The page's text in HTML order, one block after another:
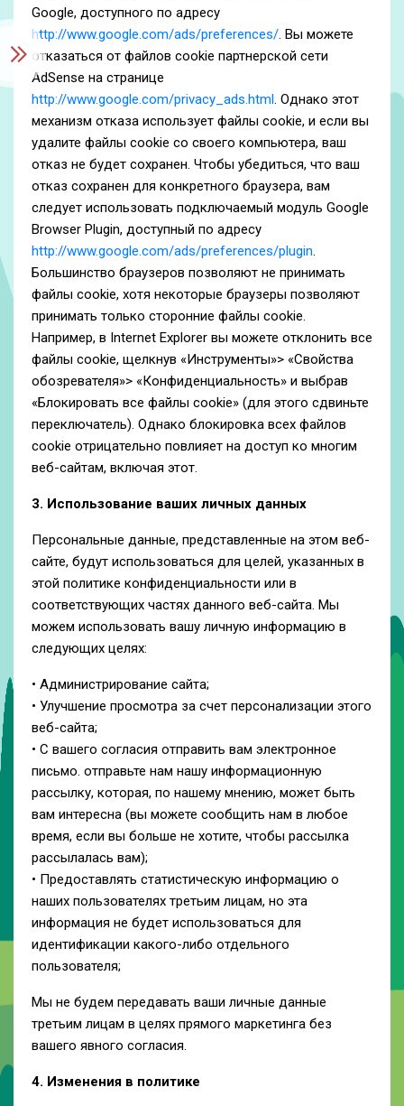
Google, доступного по адресу
http://www.google.com/ads/preferences/. Вы можете
отказаться от файлов cookie партнерской сети
AdSense на странице
http://www.google.com/privacy_ads.html. Однако этот
механизм отказа использует файлы cookie, и если вы
удалите файлы cookie со своего компьютера, ваш
отказ не будет сохранен. Чтобы убедиться, что ваш
отказ сохранен для конкретного браузера, вам
следует использовать подключаемый модуль Google
Browser Plugin, доступный по адресу
http://www.google.com/ads/preferences/plugin.
Большинство браузеров позволяют не принимать
файлы cookie, хотя некоторые браузеры позволяют
принимать только сторонние файлы cookie.
Например, в Internet Explorer вы можете отклонить все
файлы cookie, щелкнув «Инструменты»> «Свойства
обозревателя»> «Конфиденциальность» и выбрав
«Блокировать все файлы cookie» (для этого сдвиньте
переключатель). Однако блокировка всех файлов
cookie отрицательно повлияет на доступ ко многим
веб-сайтам, включая этот.
3. Использование ваших личных данных
Персональные данные, представленные на этом веб-
сайте, будут использоваться для целей, указанных в
этой политике конфиденциальности или в
соответствующих частях данного веб-сайта. Мы
можем использовать вашу личную информацию в
следующих целях:
• Администрирование сайта;
• Улучшение просмотра за счет персонализации этого
веб-сайта;
• С вашего согласия отправить вам электронное
письмо. отправьте нам нашу информационную
рассылку, которая, по нашему мнению, может быть
вам интересна (вы можете сообщить нам в любое
время, если вы больше не хотите, чтобы рассылка
рассылалась вам);
• Предоставлять статистическую информацию о
наших пользователях третьим лицам, но эта
информация не будет использоваться для
идентификации какого-либо отдельного
пользователя;
Мы не будем передавать ваши личные данные
третьим лицам в целях прямого маркетинга без
вашего явного согласия.
4. Изменения в политике